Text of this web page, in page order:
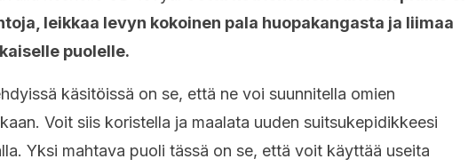
leikkaa levyn kokoinen pala huopakangasta ja liimaa
puolelle.
käsitöissä on se, että ne voi suunnitella omien
Voit siis koristella ja maalata uuden suitsukepidikkeesi
Yksi mahtava puoli tässä on se, että voit käyttää useita